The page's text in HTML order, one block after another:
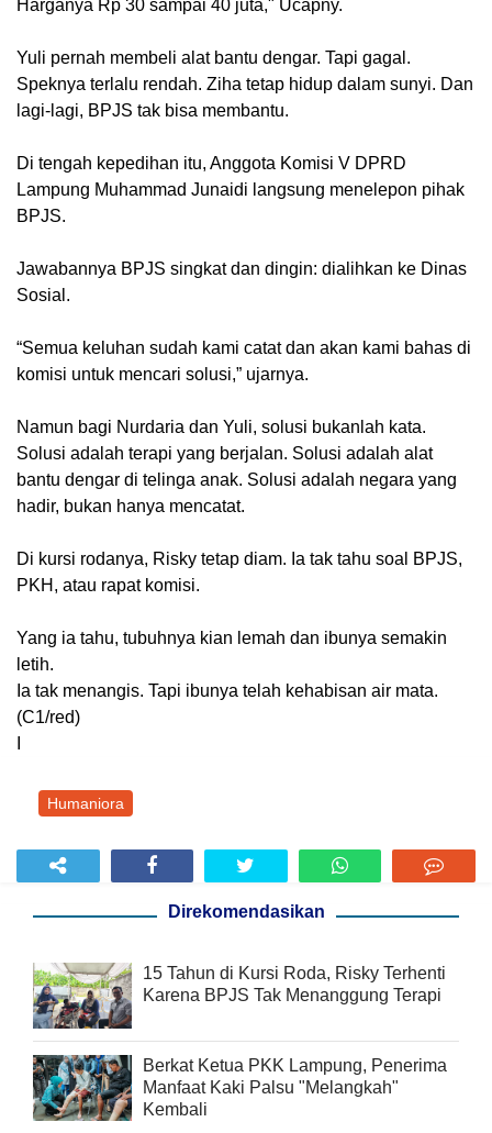
Harganya Rp 30 sampai 40 juta," Ucapny.
Yuli pernah membeli alat bantu dengar. Tapi gagal.
Speknya terlalu rendah. Ziha tetap hidup dalam sunyi. Dan
lagi-lagi, BPJS tak bisa membantu.
Di tengah kepedihan itu, Anggota Komisi V DPRD
Lampung Muhammad Junaidi langsung menelepon pihak
BPJS.
Jawabannya BPJS singkat dan dingin: dialihkan ke Dinas
Sosial.
“Semua keluhan sudah kami catat dan akan kami bahas di
komisi untuk mencari solusi,” ujarnya.
Namun bagi Nurdaria dan Yuli, solusi bukanlah kata.
Solusi adalah terapi yang berjalan. Solusi adalah alat
bantu dengar di telinga anak. Solusi adalah negara yang
hadir, bukan hanya mencatat.
Di kursi rodanya, Risky tetap diam. Ia tak tahu soal BPJS,
PKH, atau rapat komisi.
Yang ia tahu, tubuhnya kian lemah dan ibunya semakin
letih.
Ia tak menangis. Tapi ibunya telah kehabisan air mata.
(C1/red)
Humaniora
Direkomendasikan
15 Tahun di Kursi Roda, Risky Terhenti
Karena BPJS Tak Menanggung Terapi
Berkat Ketua PKK Lampung, Penerima
Manfaat Kaki Palsu "Melangkah"
Kembali